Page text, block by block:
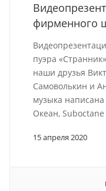
15 апреля 2020
фирменного
пуэра
наши друзья
Самоволькин и
музыка
Океан,